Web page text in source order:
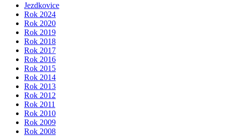
Jezdkovice
Rok 2024
Rok 2020
Rok 2019
Rok 2018
Rok 2017
Rok 2016
Rok 2015
Rok 2014
Rok 2013
Rok 2012
Rok 2011
Rok 2010
Rok 2009
Rok 2008